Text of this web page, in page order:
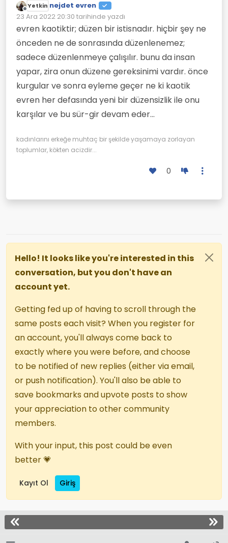
Çevrimdışı
Yetkin nejdet evren
23 Ara 2022 20:30 tarihinde yazdı
Son düzenleyen:
evren kaotiktir; düzen bir istisnadır. hiçbir şey ne
önceden ne de sonrasında düzenlenemez;
sadece düzenlenmeye çalışılır. bunu da insan
yapar, zira onun düzene gereksinimi vardır. önce
kurgular ve sonra eyleme geçer ne ki kaotik
evren her defasında yeni bir düzensizlik ile onu
karşılar ve bu sür-gir devam eder...
kadınlarını erkeğe muhtaç bir şekilde yaşamaya zorlayan
toplumlar, kökten acizdir...
0
Hello! It looks like you're interested in this
conversation, but you don't have an
account yet.
Getting fed up of having to scroll through the
same posts each visit? When you register for
an account, you'll always come back to
exactly where you were before, and choose
to be notified of new replies (either via email,
or push notification). You'll also be able to
save bookmarks and upvote posts to show
your appreciation to other community
members.
With your input, this post could be even
better 💗
Kayıt Ol Giriş